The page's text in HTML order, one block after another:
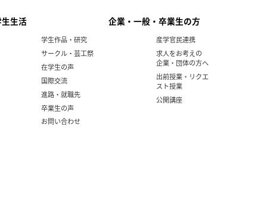
生活
学生作品・研究
サークル・芸工祭
在学生の声
国際交流
進路・就職先
卒業生の声
お問い合わせ
企業・一般・卒業生の方
産学官民連携
求人をお考えの
企業・団体の方へ
出前授業・リクエ
スト授業
公開講座